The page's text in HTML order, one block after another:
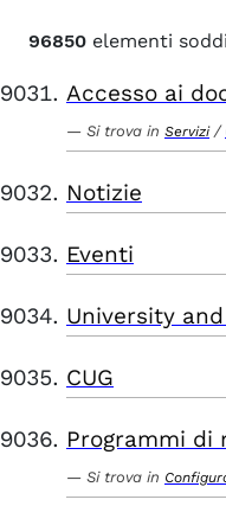
96850 elementi
Accesso ai
Si trova in Servizi /
Notizie
Eventi
University
CUG
Programmi di
Si trova in